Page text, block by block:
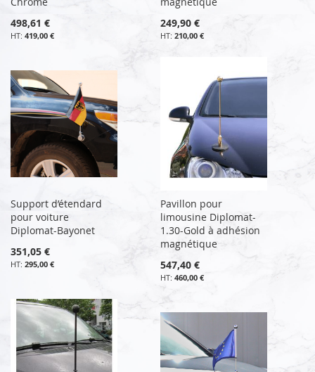
498,61 €
419,00 €
249,90 €
210,00 €
Support d’étendard
pour voiture
Diplomat-Bayonet
351,05 €
295,00 €
Pavillon pour
limousine Diplomat-
1.30-Gold à adhésion
magnétique
547,40 €
460,00 €